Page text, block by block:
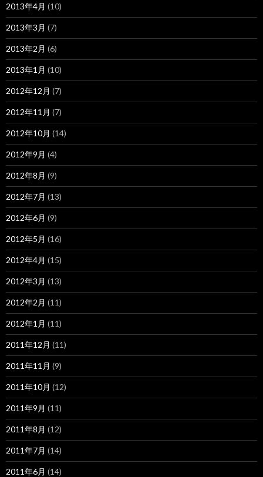
2013年4月 (10)
2013年3月 (7)
2013年2月 (6)
2013年1月 (10)
2012年12月 (7)
2012年11月 (7)
2012年10月 (14)
2012年9月 (4)
2012年8月 (9)
2012年7月 (13)
2012年6月 (9)
2012年5月 (16)
2012年4月 (15)
2012年3月 (13)
2012年2月 (11)
2012年1月 (11)
2011年12月 (11)
2011年11月 (9)
2011年10月 (12)
2011年9月 (11)
2011年8月 (12)
2011年7月 (14)
2011年6月 (14)